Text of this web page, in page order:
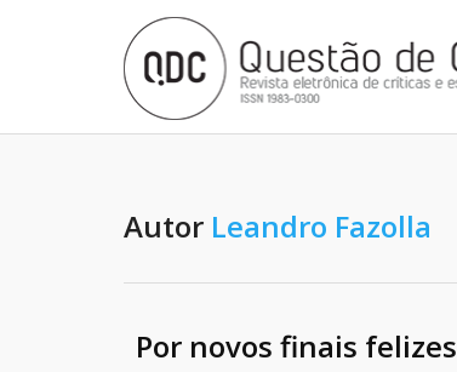
Autor Leandro Fazolla
Por novos finais felizes